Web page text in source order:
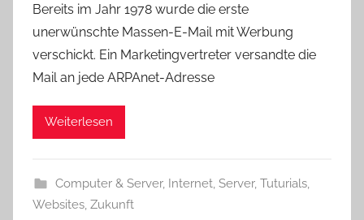
Bereits im Jahr 1978 wurde die erste
unerwünschte Massen-E-Mail mit Werbung
verschickt. Ein Marketingvertreter versandte die
Mail an jede ARPAnet-Adresse
Weiterlesen
Computer & Server, Internet, Server, Tuturials,
Websites, Zukunft